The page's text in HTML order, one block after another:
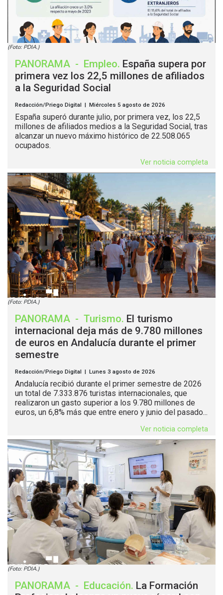
(Foto: PDIA.)
PANORAMA - Empleo. España supera por
primera vez los 22,5 millones de afiliados
a la Seguridad Social
Redacción/Priego Digital | Miércoles 5 agosto de 2026
España superó durante julio, por primera vez, los 22,5
millones de afiliados medios a la Seguridad Social, tras
alcanzar un nuevo máximo histórico de 22.508.065
ocupados.
Ver noticia completa
(Foto: PDIA.)
PANORAMA - Turismo. El turismo
internacional deja más de 9.780 millones
de euros en Andalucía durante el primer
semestre
Redacción/Priego Digital | Lunes 3 agosto de 2026
Andalucía recibió durante el primer semestre de 2026
un total de 7.333.876 turistas internacionales, que
realizaron un gasto superior a los 9.780 millones de
euros, un 6,8% más que entre enero y junio del pasado...
Ver noticia completa
(Foto: PDIA.)
PANORAMA - Educación. La Formación